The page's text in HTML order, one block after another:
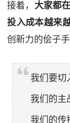
接着， 大家都
投入成本越来
创新力的侩子手
我们要切
我们的主
我们的传